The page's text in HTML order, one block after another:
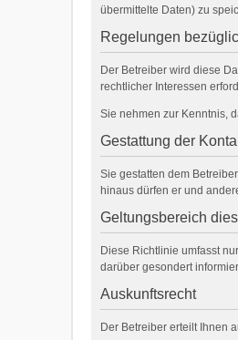
übermittelte Daten) zu
Regelungen
Der Betreiber wird diese
rechtlicher Interessen
Sie nehmen zur Kenntnis,
Gestattung der
Sie gestatten dem
hinaus dürfen er und
Geltungsbereich
Diese Richtlinie umfasst
darüber gesondert
Auskunftsrecht
Der Betreiber erteilt Ihnen